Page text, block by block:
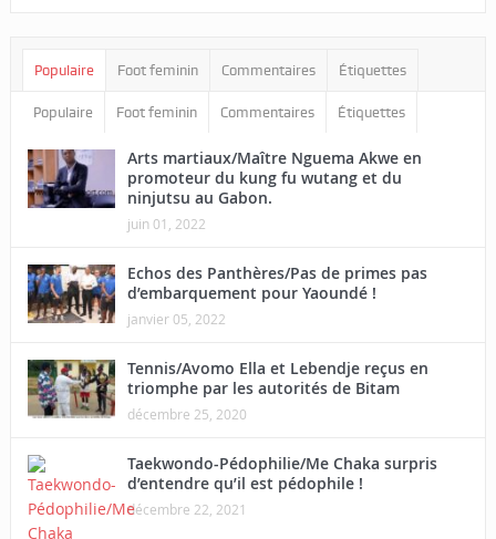
Populaire Foot feminin Commentaires Étiquettes
Populaire Foot feminin Commentaires Étiquettes
Arts martiaux/Maître Nguema Akwe en
promoteur du kung fu wutang et du
ninjutsu au Gabon.
juin 01, 2022
Echos des Panthères/Pas de primes pas
d’embarquement pour Yaoundé !
janvier 05, 2022
Tennis/Avomo Ella et Lebendje reçus en
triomphe par les autorités de Bitam
décembre 25, 2020
Taekwondo-Pédophilie/Me Chaka surpris
d’entendre qu’il est pédophile !
décembre 22, 2021